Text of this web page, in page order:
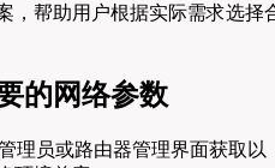
，帮助用户根据实际需求选择
的网络参数
理员或路由器管理界面获取以